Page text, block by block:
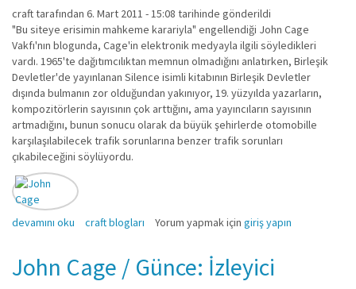
crafttarafından 6. Mart 2011 - 15:08 tarihinde gönderildi
"Bu siteye erisimin mahkeme karariyla" engellendiği John Cage
Vakfı'nın blogunda, Cage'in elektronik medyayla ilgili söyledikleri
vardı. 1965'te dağıtımcılıktan memnun olmadığını anlatırken, Birleşik
Devletler'de yayınlanan Silence isimli kitabının Birleşik Devletler
dışında bulmanın zor olduğundan yakınıyor, 19. yüzyılda yazarların,
kompozitörlerin sayısının çok arttığını, ama yayıncıların sayısının
artmadığını, bunun sonucu olarak da büyük şehirlerde otomobille
karşılaşılabilecek trafik sorunlarına benzer trafik sorunları
çıkabileceğini söylüyordu.
Cage ve e-kitap hakkında
devamını oku craft blogları Yorum yapmak için giriş yapın
John Cage / Günce: İzleyici